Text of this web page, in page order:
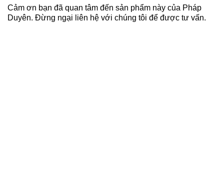
Cảm ơn bạn đã quan tâm đến sản phẩm này của Pháp
Duyên. Đừng ngại liên hệ với chúng tôi để được tư vấn.